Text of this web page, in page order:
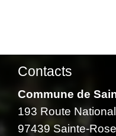
Contacts
Commune de
193 Route
97439 Sainte-